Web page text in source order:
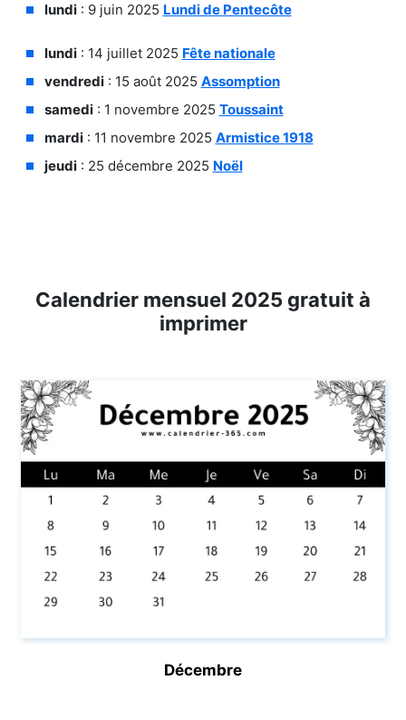
lundi: 9 juin 2025 Lundi de Pentecôte
lundi: 14 juillet 2025 Fête nationale
vendredi: 15 août 2025 Assomption
samedi: 1 novembre 2025 Toussaint
mardi: 11 novembre 2025 Armistice 1918
jeudi: 25 décembre 2025 Noël
Calendrier mensuel 2025 gratuit à
imprimer
Décembre